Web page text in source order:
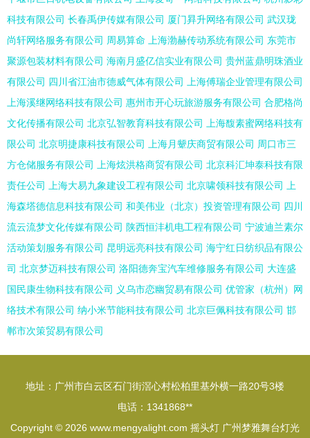
科技有限公司 长春禹伊传媒有限公司 厦门昪升网络有限公司 武汉珑
尚轩网络服务有限公司 周易算命 上海渤赫传动系统有限公司 东莞市
聚源包装材料有限公司 海南月盛亿信实业有限公司 贵州蓝鼎明珠酒业
有限公司 四川省江油市德威气体有限公司
上海傅瑞企业管理有限公司
上海溪继网络科技有限公司 惠州市开心玩旅游服务有限公司 合肥格尚
文化传播有限公司 北京弘智教育科技有限公司
上海馥素蜜网络科技有
限公司 北京明捷康科技有限公司 上海月颦庆商贸有限公司 周口市三
方仓储服务有限公司
上海炫洪格商贸有限公司 北京科汇坤泰科技有限
责任公司
上海大易九象建设工程有限公司 北京啸领科技有限公司
上
海森塔德信息科技有限公司 和美伟业（北京）投资管理有限公司 四川
流云流梦文化传媒有限公司 陕西恒沣机电工程有限公司 宁波迪兰素尔
活动策划服务有限公司 昆明远亮科技有限公司 海宁红日纺织品有限公
司 北京梦迈科技有限公司 洛阳德奔宝汽车维修服务有限公司 大连盛
国民康生物科技有限公司
义乌市恋幽贸易有限公司 优管家（杭州）网
络技术有限公司 纳小米节能科技有限公司 北京巨佩科技有限公司 邯
郸市次策贸易有限公司
地址：广州市白云区石门街滘心村松柏里基外横一路20号3楼
电话：1341868**
Copyright © 2026 www.mengyalight.com 摇头灯 广州梦雅舞台灯光